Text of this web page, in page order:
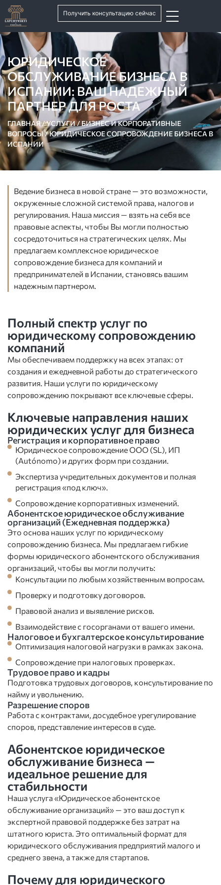
Получить консультацию сейчас
ЮРИДИЧЕСКОЕ
ОБСЛУЖИВАНИЕ БИЗНЕСА В
ИСПАНИИ: ВАШ НАДЕЖНЫЙ
ПАРТНЕР ДЛЯ РОСТА
ГЛАВНАЯ/УСЛУГИ/БИЗНЕС И КОРПОРАТИВНЫЕ
ВОПРОСЫ/ЮРИДИЧЕСКОЕ СОПРОВОЖДЕНИЕ БИЗНЕСА В
ИСПАНИИ
Ведение бизнеса в новой стране — это возможности,
окруженные сложной системой права, налогов и
регулирования. Наша миссия — взять на себя все
правовые аспекты, чтобы Вы могли полностью
сосредоточиться на стратегических целях. Мы
предлагаем комплексное юридическое
сопровождение бизнеса для компаний и
предпринимателей в Испании, становясь вашим
надежным партнером.
Полный спектр услуг по
юридическому сопровождению
компаний
Мы обеспечиваем поддержку на всех этапах: от
создания и ежедневной работы до стратегического
развития. Наши услуги по юридическому
сопровождению покрывают все ключевые сферы.
Ключевые направления наших
юридических услуг для бизнеса
Регистрация и корпоративное право
Юридическое сопровождение ООО (SL), ИП
(Autónomo) и других форм при создании.
Экспертиза учредительных документов и полная
регистрация «под ключ».
Сопровождение корпоративных изменений.
Абонентское юридическое обслуживание
организаций (Ежедневная поддержка)
Это основа наших услуг по юридическому
сопровождению бизнеса. Мы предлагаем гибкие
формы юридического абонентского обслуживания
организаций, чтобы вы могли получить:
Консультации по любым хозяйственным вопросам.
Проверку и подготовку договоров.
Правовой анализ и выявление рисков.
Взаимодействие с госорганами от вашего имени.
Налоговое и бухгалтерское консультирование
Оптимизация налоговой нагрузки в рамках закона.
Сопровождение при налоговых проверках.
Трудовое право и кадры
Подготовка трудовых договоров, консультирование по
найму и увольнению.
Разрешение споров
Работа с контрактами, досудебное урегулирование
споров, представление интересов в суде.
Абонентское юридическое
обслуживание бизнеса —
идеальное решение для
стабильности
Наша услуга «Юридическое абонентское
обслуживание организаций» — это ваш доступ к
экспертной правовой поддержке без затрат на
штатного юриста. Это оптимальный формат для
юридического обслуживания предприятий малого и
среднего звена, а также для стартапов.
Почему для юридического